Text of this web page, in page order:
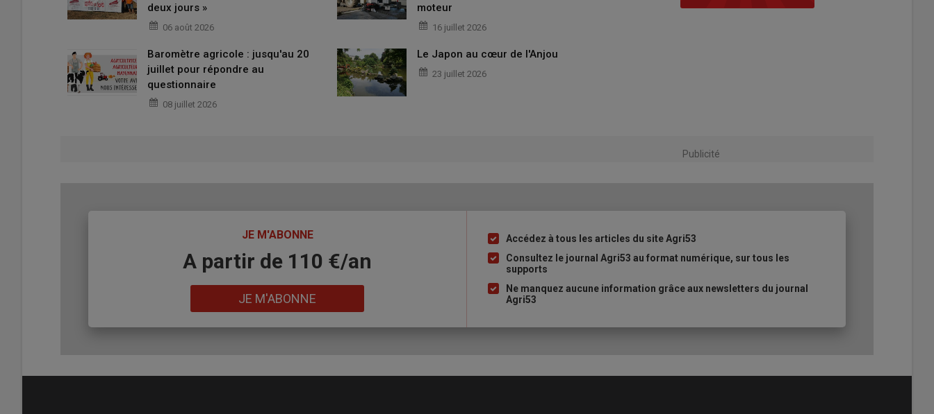
deux jours »
06 août 2026
moteur
16 juillet 2026
Baromètre agricole : jusqu'au 20
juillet pour répondre au
questionnaire
08 juillet 2026
Le Japon au cœur de l'Anjou
23 juillet 2026
Publicité
JE M'ABONNE
A partir de 110 €/an
JE M'ABONNE
Liste
à
puce
Accédez à tous les articles du site Agri53
Consultez le journal Agri53 au format numérique, sur tous les
supports
Ne manquez aucune information grâce aux newsletters du journal
Agri53